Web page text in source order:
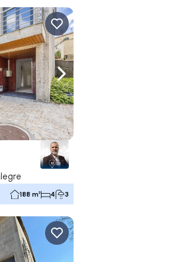
Naviguer vers la droite
188 m² 4 3